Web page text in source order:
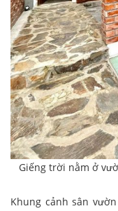
Giếng trời nằm ở
Khung cảnh sân